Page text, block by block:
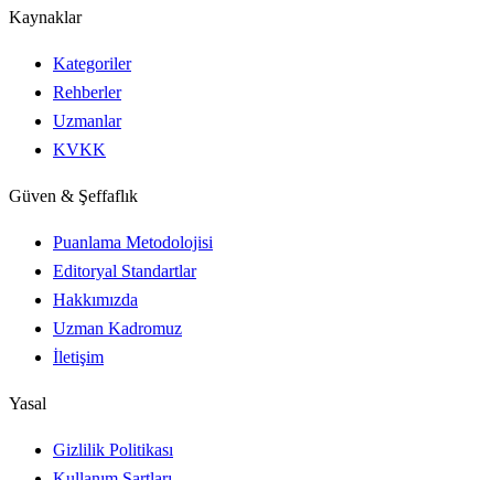
Kaynaklar
Kategoriler
Rehberler
Uzmanlar
KVKK
Güven & Şeffaflık
Puanlama Metodolojisi
Editoryal Standartlar
Hakkımızda
Uzman Kadromuz
İletişim
Yasal
Gizlilik Politikası